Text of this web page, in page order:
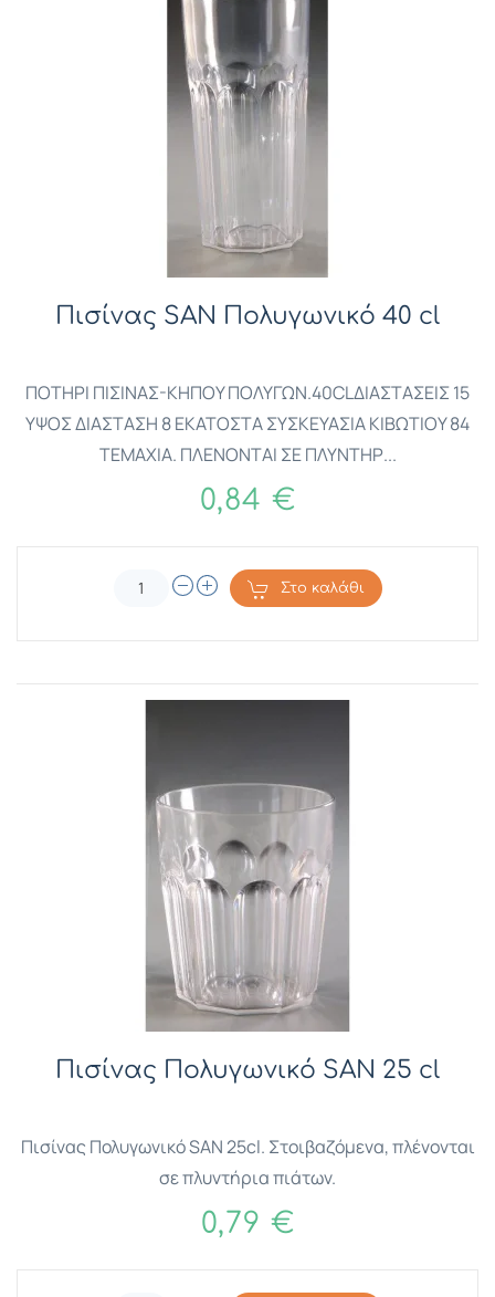
Πισίνας SAN Πολυγωνικό 40 cl
ΠΟΤΗΡΙ ΠΙΣΙΝΑΣ-ΚΗΠΟΥ ΠΟΛΥΓΩΝ.40CLΔΙΑΣΤΑΣΕΙΣ 15
ΥΨΟΣ ΔΙΑΣΤΑΣΗ 8 ΕΚΑΤΟΣΤΑ ΣΥΣΚΕΥΑΣΙΑ ΚΙΒΩΤΙΟΥ 84
ΤΕΜΑΧΙΑ. ΠΛΕΝΟΝΤΑΙ ΣΕ ΠΛΥΝΤΗΡ...
0,84 €
Στο καλάθι
Πισίνας Πολυγωνικό SAN 25 cl
Πισίνας Πολυγωνικό SAN 25cl. Στοιβαζόμενα, πλένονται
σε πλυντήρια πιάτων.
0,79 €